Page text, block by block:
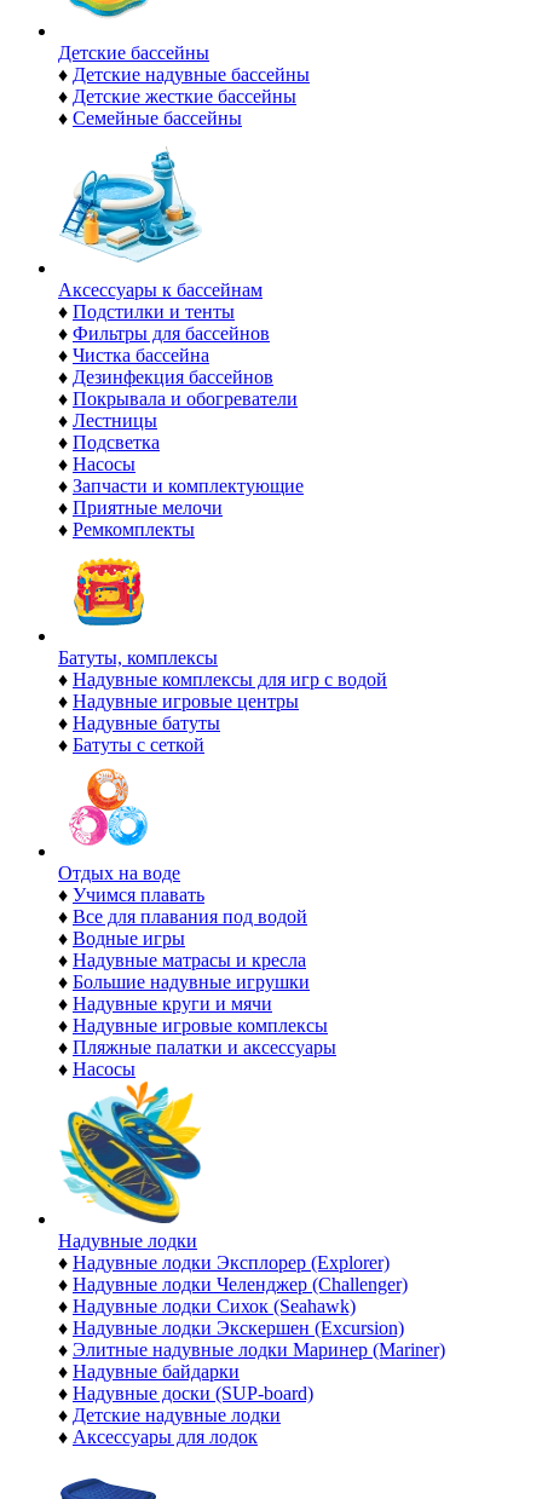
Детские бассейны
♦ Детские надувные бассейны
♦ Детские жесткие бассейны
♦ Семейные бассейны
Аксессуары к бассейнам
♦ Подстилки и тенты
♦ Фильтры для бассейнов
♦ Чистка бассейна
♦ Дезинфекция бассейнов
♦ Покрывала и обогреватели
♦ Лестницы
♦ Подсветка
♦ Насосы
♦ Запчасти и комплектующие
♦ Приятные мелочи
♦ Ремкомплекты
Батуты, комплексы
♦ Надувные комплексы для игр с водой
♦ Надувные игровые центры
♦ Надувные батуты
♦ Батуты с сеткой
Отдых на воде
♦ Учимся плавать
♦ Все для плавания под водой
♦ Водные игры
♦ Надувные матрасы и кресла
♦ Большие надувные игрушки
♦ Надувные круги и мячи
♦ Надувные игровые комплексы
♦ Пляжные палатки и аксессуары
♦ Насосы
Надувные лодки
♦ Надувные лодки Эксплорер (Explorer)
♦ Надувные лодки Челенджер (Challenger)
♦ Надувные лодки Сихок (Seahawk)
♦ Надувные лодки Экскершен (Excursion)
♦ Элитные надувные лодки Маринер (Mariner)
♦ Надувные байдарки
♦ Надувные доски (SUP-board)
♦ Детские надувные лодки
♦ Аксессуары для лодок